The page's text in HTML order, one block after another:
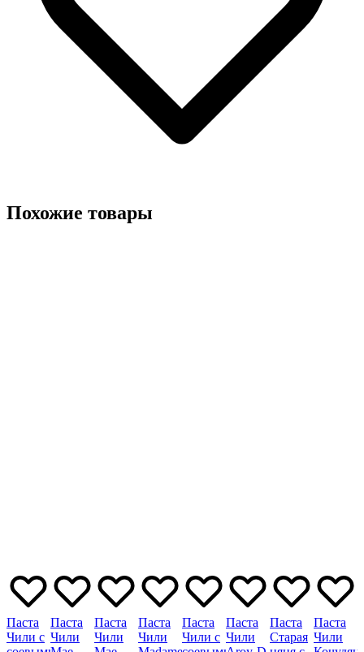
Похожие товары
Паста
Чили с
Паста
Чили
Паста
Чили
Паста
Чили
Паста
Чили с
Паста
Чили
Паста
Старая
Паста
Чили